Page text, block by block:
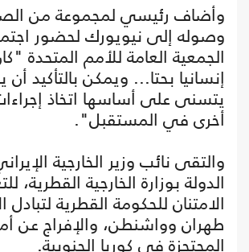
وأضاف رئيسي لمجموعة من
وصوله إلى نيويورك لحضور
الجمعية العامة للأمم المتحدة
إنسانيا بحتا... ويمكن بالتأكيد
يتسنى على أساسها اتخاذ
أخرى في المستقبل".
والتقى نائب وزير الخارجية
الدولة بوزارة الخارجية القطرية،
الامتنان للحكومة القطرية
طهران وواشنطن، والإفراج عن
المحتجزة في كوريا الجنوبية.